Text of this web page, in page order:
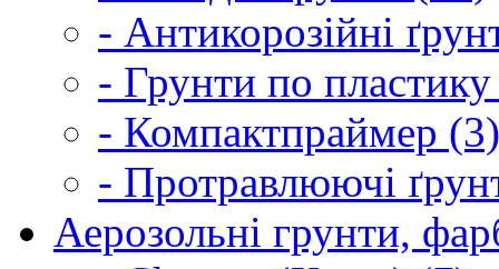
- Антикорозійні
- Грунти по
- Компактпраймер (3)
- Протравлюючі
Аерозольні грунти,